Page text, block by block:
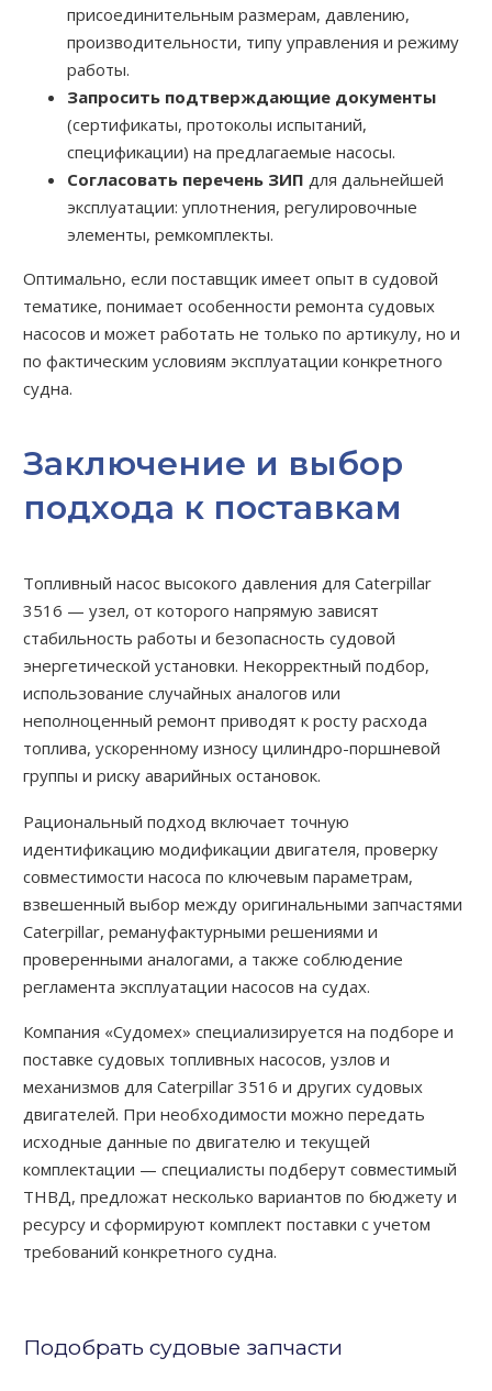
присоединительным размерам, давлению,
производительности, типу управления и режиму
работы.
Запросить подтверждающие документы
(сертификаты, протоколы испытаний,
спецификации) на предлагаемые насосы.
Согласовать перечень ЗИП для дальнейшей
эксплуатации: уплотнения, регулировочные
элементы, ремкомплекты.
Оптимально, если поставщик имеет опыт в судовой
тематике, понимает особенности ремонта судовых
насосов и может работать не только по артикулу, но и
по фактическим условиям эксплуатации конкретного
судна.
Заключение и выбор
подхода к поставкам
Топливный насос высокого давления для Caterpillar
3516 — узел, от которого напрямую зависят
стабильность работы и безопасность судовой
энергетической установки. Некорректный подбор,
использование случайных аналогов или
неполноценный ремонт приводят к росту расхода
топлива, ускоренному износу цилиндро-поршневой
группы и риску аварийных остановок.
Рациональный подход включает точную
идентификацию модификации двигателя, проверку
совместимости насоса по ключевым параметрам,
взвешенный выбор между оригинальными запчастями
Caterpillar, ремануфактурными решениями и
проверенными аналогами, а также соблюдение
регламента эксплуатации насосов на судах.
Компания «Судомех» специализируется на подборе и
поставке судовых топливных насосов, узлов и
механизмов для Caterpillar 3516 и других судовых
двигателей. При необходимости можно передать
исходные данные по двигателю и текущей
комплектации — специалисты подберут совместимый
ТНВД, предложат несколько вариантов по бюджету и
ресурсу и сформируют комплект поставки с учетом
требований конкретного судна.
Подобрать судовые запчасти